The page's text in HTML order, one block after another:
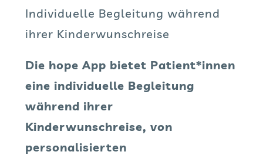
Individuelle Begleitung während
ihrer Kinderwunschreise
Die hope App bietet Patient*innen
eine individuelle Begleitung
während ihrer
Kinderwunschreise, von
personalisierten